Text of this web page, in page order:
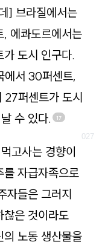
] 브라질에서는
에콰도르에서는
도시 인구다.
에서 30퍼센트,
퍼센트가 도시
수 있다.
17
고사는 경향이
자급자족으로
자들은 그러지
찮은 것이라도
노동 생산물을